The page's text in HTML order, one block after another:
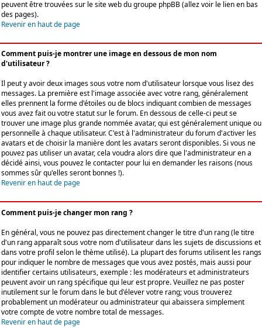
peuvent être trouvées sur le site web du groupe phpBB (allez voir le lien en bas
des pages).
Revenir en haut de page
Comment puis-je montrer une image en dessous de mon nom
d'utilisateur ?
Il peut y avoir deux images sous votre nom d'utilisateur lorsque vous lisez des
messages. La première est l'image associée avec votre rang, généralement
elles prennent la forme d'étoiles ou de blocs indiquant combien de messages
vous avez fait ou votre statut sur le forum. En dessous de celle-ci peut se
trouver une image plus grande nommée avatar, qui est généralement unique ou
personnelle à chaque utilisateur. C'est à l'administrateur du forum d'activer les
avatars et de choisir la manière dont les avatars seront disponibles. Si vous ne
pouvez pas utiliser un avatar, cela voudra alors dire que l'administrateur en a
décidé ainsi, vous pouvez le contacter pour lui en demander les raisons (nous
sommes sûr qu'elles seront bonnes !).
Revenir en haut de page
Comment puis-je changer mon rang ?
En général, vous ne pouvez pas directement changer le titre d'un rang (le titre
d'un rang apparaît sous votre nom d'utilisateur dans les sujets de discussions et
dans votre profil selon le thème utilisé). La plupart des forums utilisent les rangs
pour indiquer le nombre de messages que vous avez postés, mais aussi pour
identifier certains utilisateurs, exemple : les modérateurs et administrateurs
peuvent avoir un rang spécifique qui leur est propre. Veuillez ne pas poster
inutilement sur le forum dans le but d'élever votre rang; vous trouverez
probablement un modérateur ou administrateur qui abaissera simplement
votre compte de votre nombre total de messages.
Revenir en haut de page